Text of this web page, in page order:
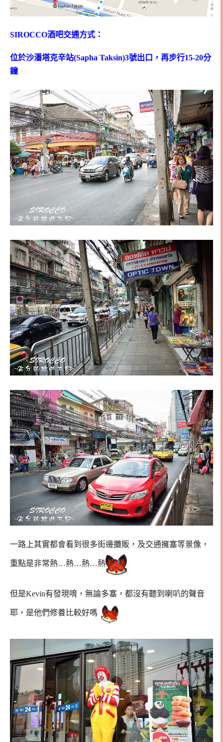
SIROCCO酒吧交通方式：
位於沙潘塔克辛站(Sapha Taksin)3號出口，再步行15-20分
鐘
一路上其實都會看到很多街邊攤販，及交通擁塞等景像，
重點是非常熱…熱…熱…熱
但是Kevin有發現唷，無論多塞，都沒有聽到喇叭的聲音
耶，是他們修養比較好嗎